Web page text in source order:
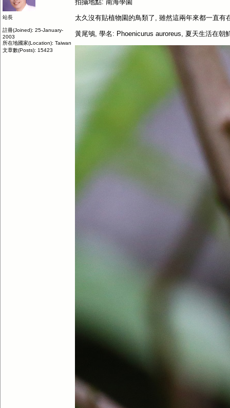
站長
註冊(Joined): 25-January-
2003
所在地國家(Location): Taiwan
文章數(Posts): 15423
拍攝地點: 南海學園
太久沒有貼植物園的鳥類了, 雖然這兩年來都一直
黃尾鴝, 學名: Phoenicurus auroreus, 夏天生活在